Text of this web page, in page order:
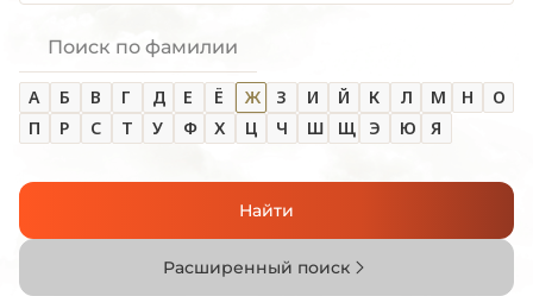
Поиск по фамилии
А Б В Г Д Е Ё Ж З И Й К Л М Н
О
П
Р С Т У Ф Х Ц Ч Ш Щ Э Ю Я
Найти
Расширенный поиск